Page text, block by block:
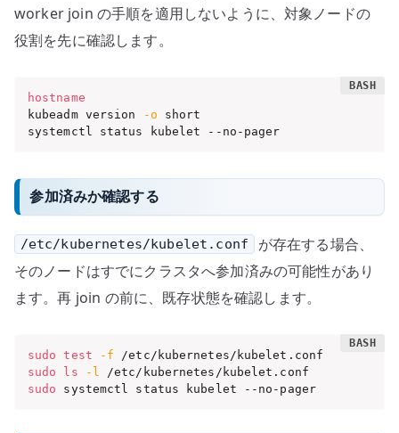
worker join の手順を適用しないように、対象ノードの
役割を先に確認します。
hostname
kubeadm version
-o short
systemctl status kubelet --no-pager
参加済みか確認する
/etc/kubernetes/kubelet.conf
が存在する場合、
そのノードはすでにクラスタへ参加済みの可能性があり
ます。再 join の前に、既存状態を確認します。
sudo test -f
sudo
ls -l
sudo systemctl status kubelet --no-pager